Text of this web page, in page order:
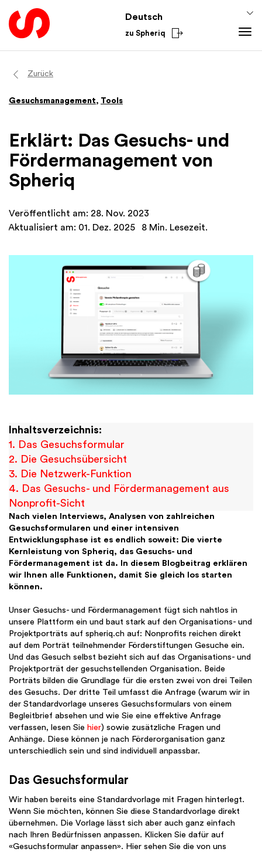
Deutsch
zu Spheriq
Verzeichnis
Recherche
Spenden-Tools
Netzwerke
Zurück
Gesuchsmanagement, Tools
Erklärt: Das Gesuchs- und
Fördermanagement von
Spheriq
Veröffentlicht am: 28. Nov. 2023
Aktualisiert am: 01. Dez. 2025
8 Min. Lesezeit.
Inhaltsverzeichnis:
1. Das Gesuchsformular
2. Die Gesuchsübersicht
3. Die Netzwerk-Funktion
4. Das Gesuchs- und Fördermanagement aus
Nonprofit-Sicht
Nach vielen Interviews, Analysen von zahlreichen
Gesuchsformularen und einer intensiven
Entwicklungsphase ist es endlich soweit: Die vierte
Kernleistung von Spheriq, das Gesuchs- und
Fördermanagement ist da. In diesem Blogbeitrag erklären
wir Ihnen alle Funktionen, damit Sie gleich los starten
können.
Unser Gesuchs- und Fördermanagement fügt sich nahtlos in
unsere Plattform ein und baut stark auf den Organisations- und
Projektporträts auf spheriq.ch auf: Nonprofits reichen direkt
auf dem Porträt teilnehmender Förderstiftungen Gesuche ein.
Und das Gesuch selbst bezieht sich auf das Organisations- und
Projektporträt der gesuchstellenden Organisation. Beide
Porträts bilden die Grundlage für die ersten zwei von drei Teilen
des Gesuchs. Der dritte Teil umfasst die Anfrage (warum wir in
der Standardvorlage unseres Gesuchsformulars von einem
Begleitbrief absehen und wie Sie eine effektive Anfrage
verfassen, lesen Sie hier) sowie zusätzliche Fragen und
Anhänge. Diese können je nach Förderorganisation ganz
unterschiedlich sein und sind individuell anpassbar.
Das Gesuchsformular
Wir haben bereits eine Standardvorlage mit Fragen hinterlegt.
Wenn Sie möchten, können Sie diese Standardvorlage direkt
übernehmen. Die Vorlage lässt sich aber auch ganz einfach
nach Ihren Bedürfnissen anpassen. Klicken Sie dafür auf
«Gesuchsformular anpassen». Hier sehen Sie die von uns